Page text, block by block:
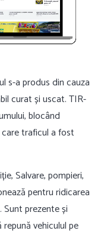
s-a produs din cauza
curat și uscat. TIR-
blocând
traficul a fost
Salvare, pompieri,
pentru ridicarea
prezente și
vehiculul pe